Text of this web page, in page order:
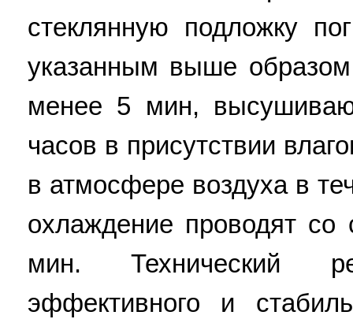
стеклянную подложку
указанным выше
менее 5 мин,
часов в присутствии
в атмосфере воздуха в
охлаждение проводят со
мин. Технический
эффективного и